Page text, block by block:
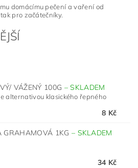
domácímu pečení a vaření od
pro začátečníky.
VÁŽENÝ 100G –SKLADEM
alternativou klasického řepného
8 Kč
GRAHAMOVÁ 1KG – SKLADEM
34 Kč